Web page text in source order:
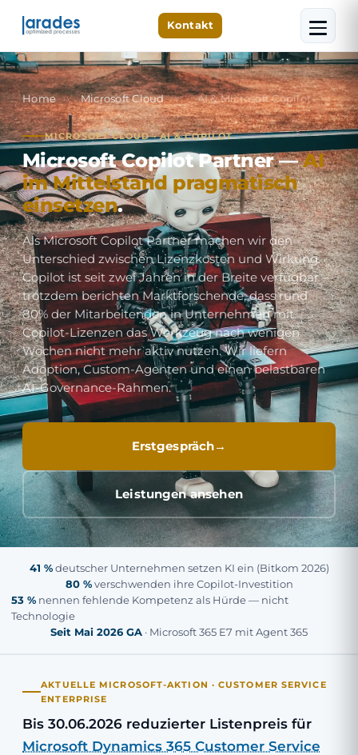
Kontakt
Home › Microsoft Cloud › AI & Microsoft Copilot
MICROSOFT CLOUD · AI & COPILOT
Microsoft Copilot Partner —AI
im Mittelstand pragmatisch
einsetzen.
Als Microsoft Copilot Partner machen wir den
Unterschied zwischen Lizenzkosten und Wirkung.
Copilot ist seit zwei Jahren in der Breite verfügbar —
trotzdem berichten Marktforschende, dass rund
80% der Mitarbeitenden in Unternehmen mit
Copilot-Lizenzen das Werkzeug nach wenigen
Wochen nicht mehr aktiv nutzen. Wir liefern
Adoption, Custom-Agenten und einen belastbaren
AI-Governance-Rahmen.
Erstgespräch
Leistungen ansehen
41 %deutscher Unternehmen setzen KI ein (Bitkom 2026)
80 %verschwenden ihre Copilot-Investition
53 % nennen fehlende Kompetenz als Hürde — nicht
Technologie
Seit Mai 2026 GA · Microsoft 365 E7 mit Agent 365
AKTUELLE MICROSOFT-AKTION · CUSTOMER SERVICE
ENTERPRISE
Bis 30.06.2026 reduzierter Listenpreis für
Microsoft Dynamics 365 Customer Service